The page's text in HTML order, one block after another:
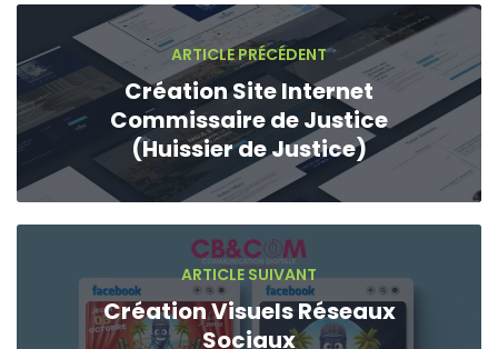
ARTICLE PRÉCÉDENT
Création Site Internet
Commissaire de Justice
(Huissier de Justice)
ARTICLE SUIVANT
Création Visuels Réseaux
Sociaux